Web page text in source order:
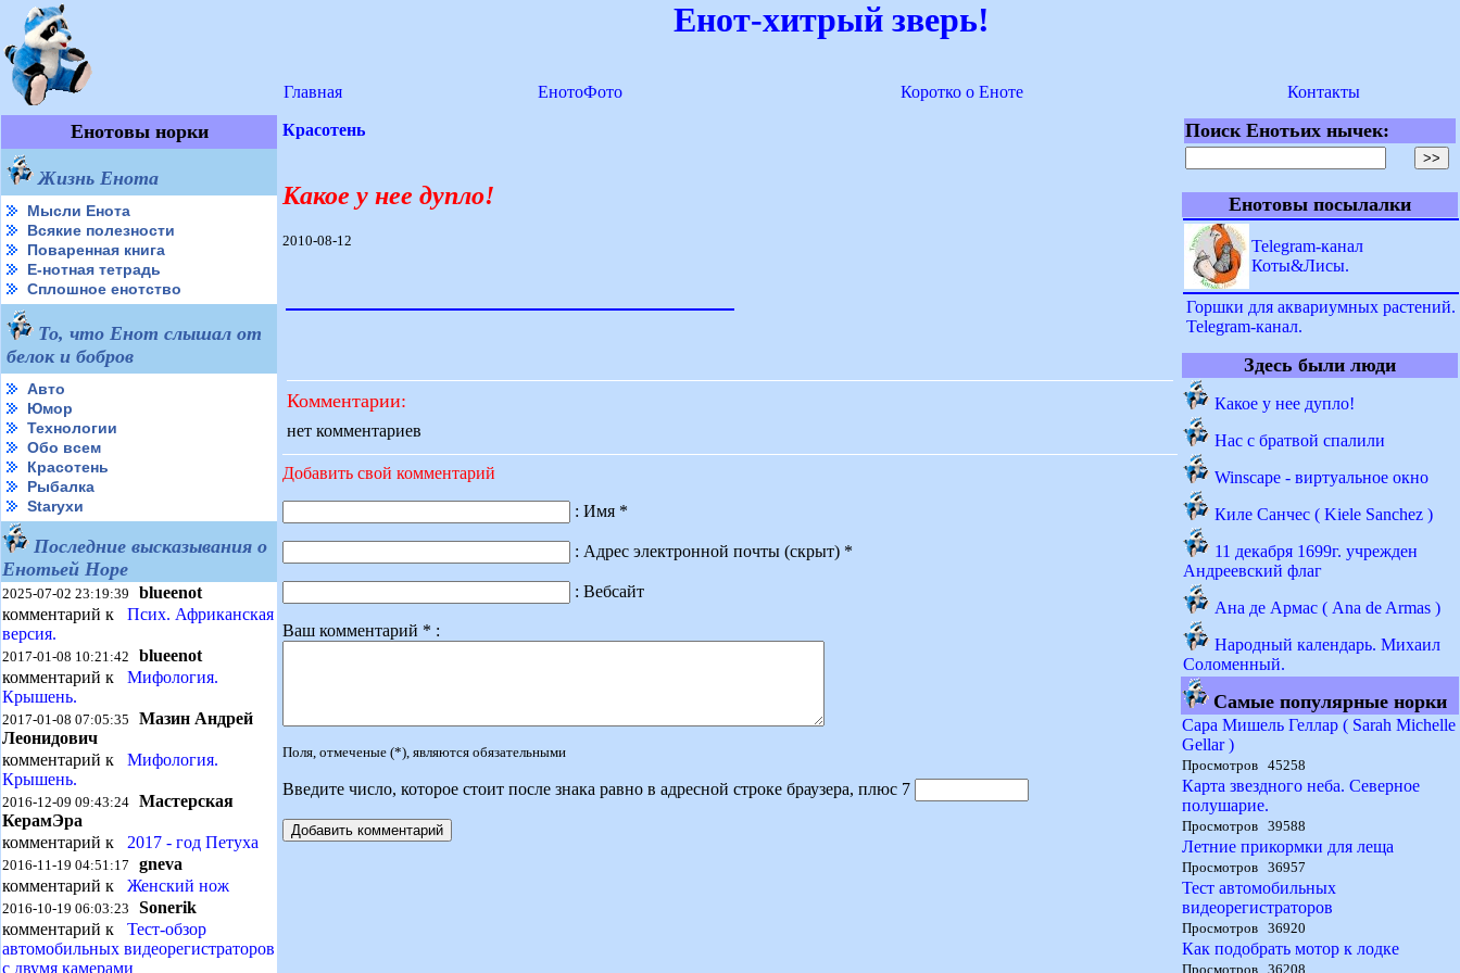
Енот-хитрый зверь!
Главная ЕнотоФото Коротко о Еноте Контакты
Енотовы норки
Жизнь Енота
Мысли Енота
Всякие полезности
Поваренная книга
Е-нотная тетрадь
Сплошное енотство
То, что Енот слышал от
белок и бобров
Авто
Юмор
Технологии
Обо всем
Красотень
Рыбалка
Starухи
Последние высказывания о
Енотьей Норе
2025-07-02 23:19:39 blueenot
комментарий к Псих. Африканская
версия.
2017-01-08 10:21:42 blueenot
комментарий к Мифология.
Крышень.
2017-01-08 07:05:35 Мазин Андрей
Леонидович
комментарий к Мифология.
Крышень.
2016-12-09 09:43:24 Мастерская
КерамЭра
комментарий к 2017 - год Петуха
2016-11-19 04:51:17 gneva
комментарий к Женский нож
2016-10-19 06:03:23 Sonerik
комментарий к Тест-обзор
автомобильных видеорегистраторов
с двумя камерами
Красотень
Какое у нее дупло!
2010-08-12
Комментарии:
нет комментариев
Добавить свой комментарий
: Имя *
: Адрес электронной почты (скрыт) *
: Вебсайт
Ваш комментарий * :
Поля, отмеченые (*), являются обязательными
Введите число, которое стоит после знака равно в адресной строке браузера, плюс 7
Поиск Енотьих нычек:
Енотовы посылалки
Telegram-канал
Коты&Лисы.
Горшки для аквариумных растений.
Telegram-канал.
Здесь были люди
Какое у нее дупло!
Нас с братвой спалили
Winscape - виртуальное окно
Киле Санчес ( Kiele Sanchez )
11 декабря 1699г. учрежден
Андреевский флаг
Ана де Армас ( Ana de Armas )
Народный календарь. Михаил
Соломенный.
Самые популярные норки
Сара Мишель Геллар ( Sarah Michelle
Gellar )
Просмотров 45258
Карта звездного неба. Северное
полушарие.
Просмотров 39588
Летние прикормки для леща
Просмотров 36957
Тест автомобильных
видеорегистраторов
Просмотров 36920
Как подобрать мотор к лодке
Просмотров 36208